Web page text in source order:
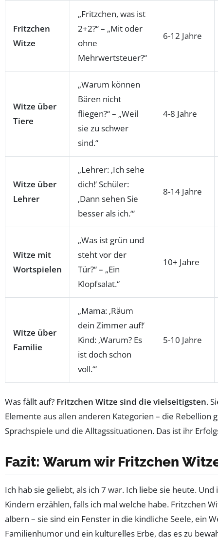
Fritzchen
Witze
„Fritzchen, was ist
2+2?“ – „Mit oder
ohne
Mehrwertsteuer?“
6-12 Jahre
Witze über
Tiere
„Warum können
Bären nicht
fliegen?“ – „Weil
sie zu schwer
sind.“
4-8 Jahre
Witze über
Lehrer
„Lehrer: ‚Ich sehe
dich!‘ Schüler:
‚Dann sehen Sie
besser als ich.‘“
8-14 Jahre
Witze mit
Wortspielen
„Was ist grün und
steht vor der
Tür?“ – „Ein
Klopfsalat.“
10+ Jahre
Witze über
Familie
„Mama: ‚Räum
dein Zimmer auf!‘
Kind: ‚Warum? Es
ist doch schon
voll.‘“
5-10 Jahre
Was fällt auf? Fritzchen Witze sind die vielseitigsten.
Elemente aus allen anderen Kategorien – die Rebellion
Sprachspiele und die Alltagssituationen. Das ist ihr
Fazit: Warum wir Fritzchen
Ich hab sie geliebt, als ich 7 war. Ich liebe sie heute.
Kindern erzählen, falls ich mal welche habe. Fritzchen
albern – sie sind ein Fenster in die kindliche Seele, ein
Familienhumor und ein kulturelles Erbe, das es zu